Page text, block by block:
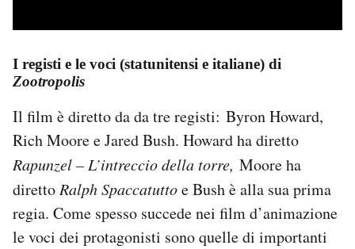
I registi e le voci (statunitensi e italiane) di
Zootropolis
Il film è diretto da da tre registi: Byron Howard,
Rich Moore e Jared Bush. Howard ha diretto
Rapunzel – L’intreccio della torre, Moore ha
direttoRalph Spaccatuttoe Bush è alla sua prima
regia. Come spesso succede nei film d’animazione
le voci dei protagonisti sono quelle di importanti